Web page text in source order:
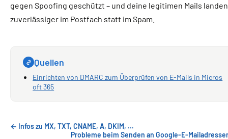
gegen Spoofing geschützt – und deine legitimen Mails landen
zuverlässiger im Postfach statt im Spam.
Quellen
Einrichten von DMARC zum Überprüfen von E-Mails in Micros
oft 365
← Infos zu MX, TXT, CNAME, A, DKIM, …
Probleme beim Senden an Google-E-